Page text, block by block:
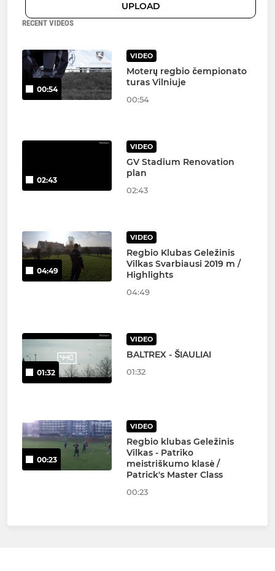
UPLOAD
RECENT VIDEOS
00:54
VIDEO
Moterų regbio čempionato
turas Vilniuje
00:54
02:43
VIDEO
GV Stadium Renovation
plan
02:43
04:49
VIDEO
Regbio Klubas Geležinis
Vilkas Svarbiausi 2019 m /
Highlights
04:49
01:32
VIDEO
BALTREX - ŠIAULIAI
01:32
00:23
VIDEO
Regbio klubas Geležinis
Vilkas - Patriko
meistriškumo klasė /
Patrick's Master Class
00:23